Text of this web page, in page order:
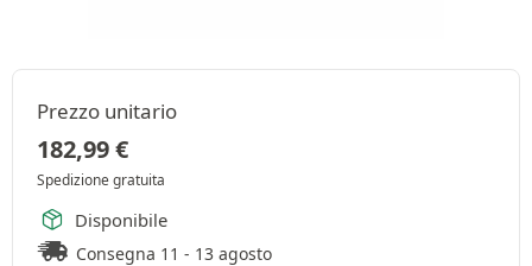
Prezzo unitario
182,99€
Spedizione gratuita
Disponibile
Consegna 11 - 13 agosto